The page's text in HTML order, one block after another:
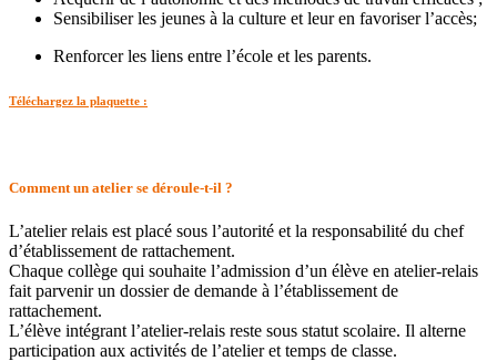
Sensibiliser les jeunes à la culture et leur en favoriser l’accès;
Renforcer les liens entre l’école et les parents.
Téléchargez la plaquette :
Comment un atelier se déroule-t-il ?
L’atelier relais est placé sous l’autorité et la responsabilité du chef
d’établissement de rattachement.
Chaque collège qui souhaite l’admission d’un élève en atelier-relais
fait parvenir un dossier de demande à l’établissement de
rattachement.
L’élève intégrant l’atelier-relais reste sous statut scolaire. Il alterne
participation aux activités de l’atelier et temps de classe.